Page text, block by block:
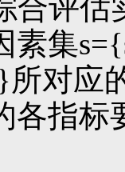
合评估
素集
对应
各指标